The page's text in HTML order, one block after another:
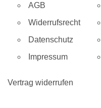
AGB
Widerrufsrecht
Datenschutz
Impressum
Vertrag widerrufen